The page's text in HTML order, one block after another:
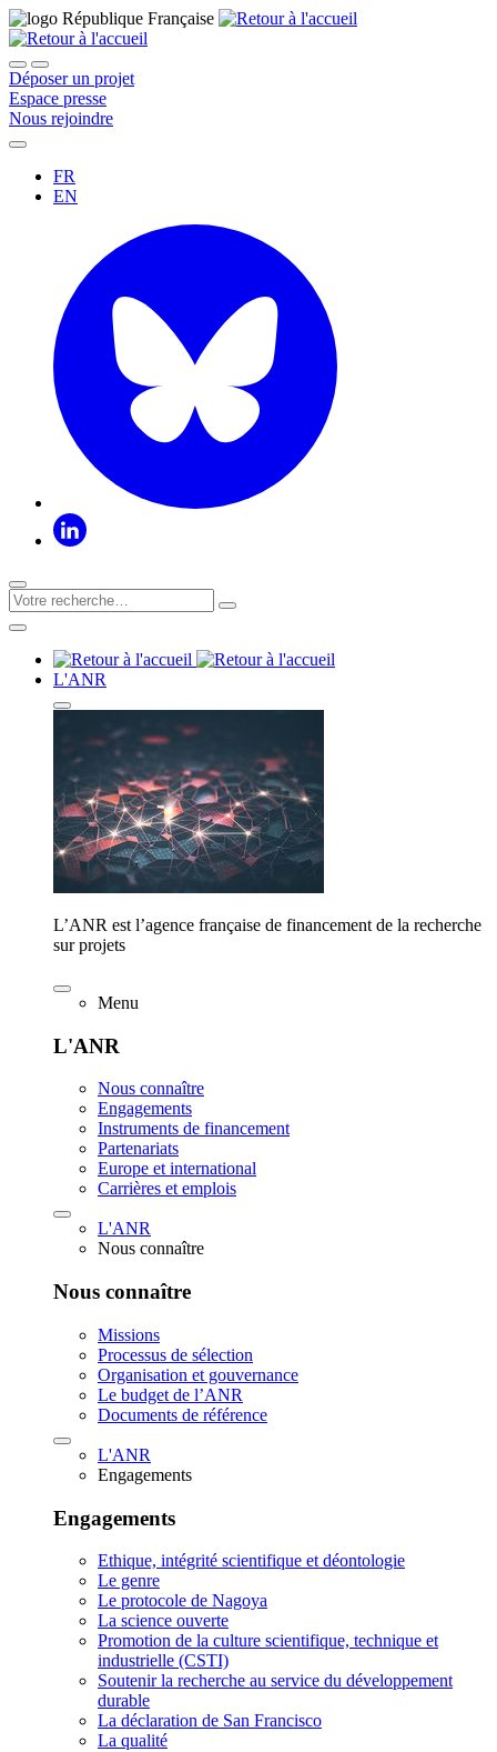
Déposer un projet
Espace presse
Nous rejoindre
FR
EN
L'ANR
L’ANR est l’agence française de financement de la recherche
sur projets
Menu
L'ANR
Nous connaître
Engagements
Instruments de financement
Partenariats
Europe et international
Carrières et emplois
L'ANR
Nous connaître
Nous connaître
Missions
Processus de sélection
Organisation et gouvernance
Le budget de l’ANR
Documents de référence
L'ANR
Engagements
Engagements
Ethique, intégrité scientifique et déontologie
Le genre
Le protocole de Nagoya
La science ouverte
Promotion de la culture scientifique, technique et
industrielle (CSTI)
Soutenir la recherche au service du développement
durable
La déclaration de San Francisco
La qualité